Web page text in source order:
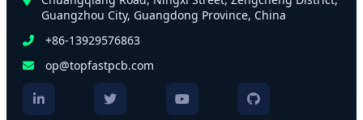
Guangzhou City, Guangdong Province, China
+86-13929576863
op@topfastpcb.com